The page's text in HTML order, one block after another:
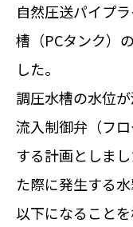
自然圧送パイプ
槽（PCタンク）
した。
調圧水槽の水位
流入制御弁（フ
する計画としま
た際に発生する
以下になること